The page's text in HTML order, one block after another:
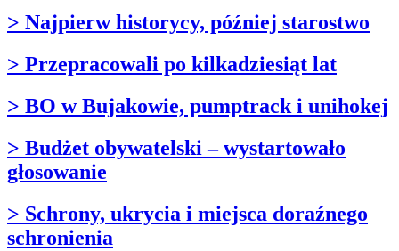
> Najpierw historycy, później starostwo
> Przepracowali po kilkadziesiąt lat
> BO w Bujakowie, pumptrack i unihokej
> Budżet obywatelski – wystartowało
głosowanie
> Schrony, ukrycia i miejsca doraźnego
schronienia